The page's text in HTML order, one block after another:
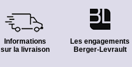
Informations
sur la livraison
Les engagements
Berger-Levrault